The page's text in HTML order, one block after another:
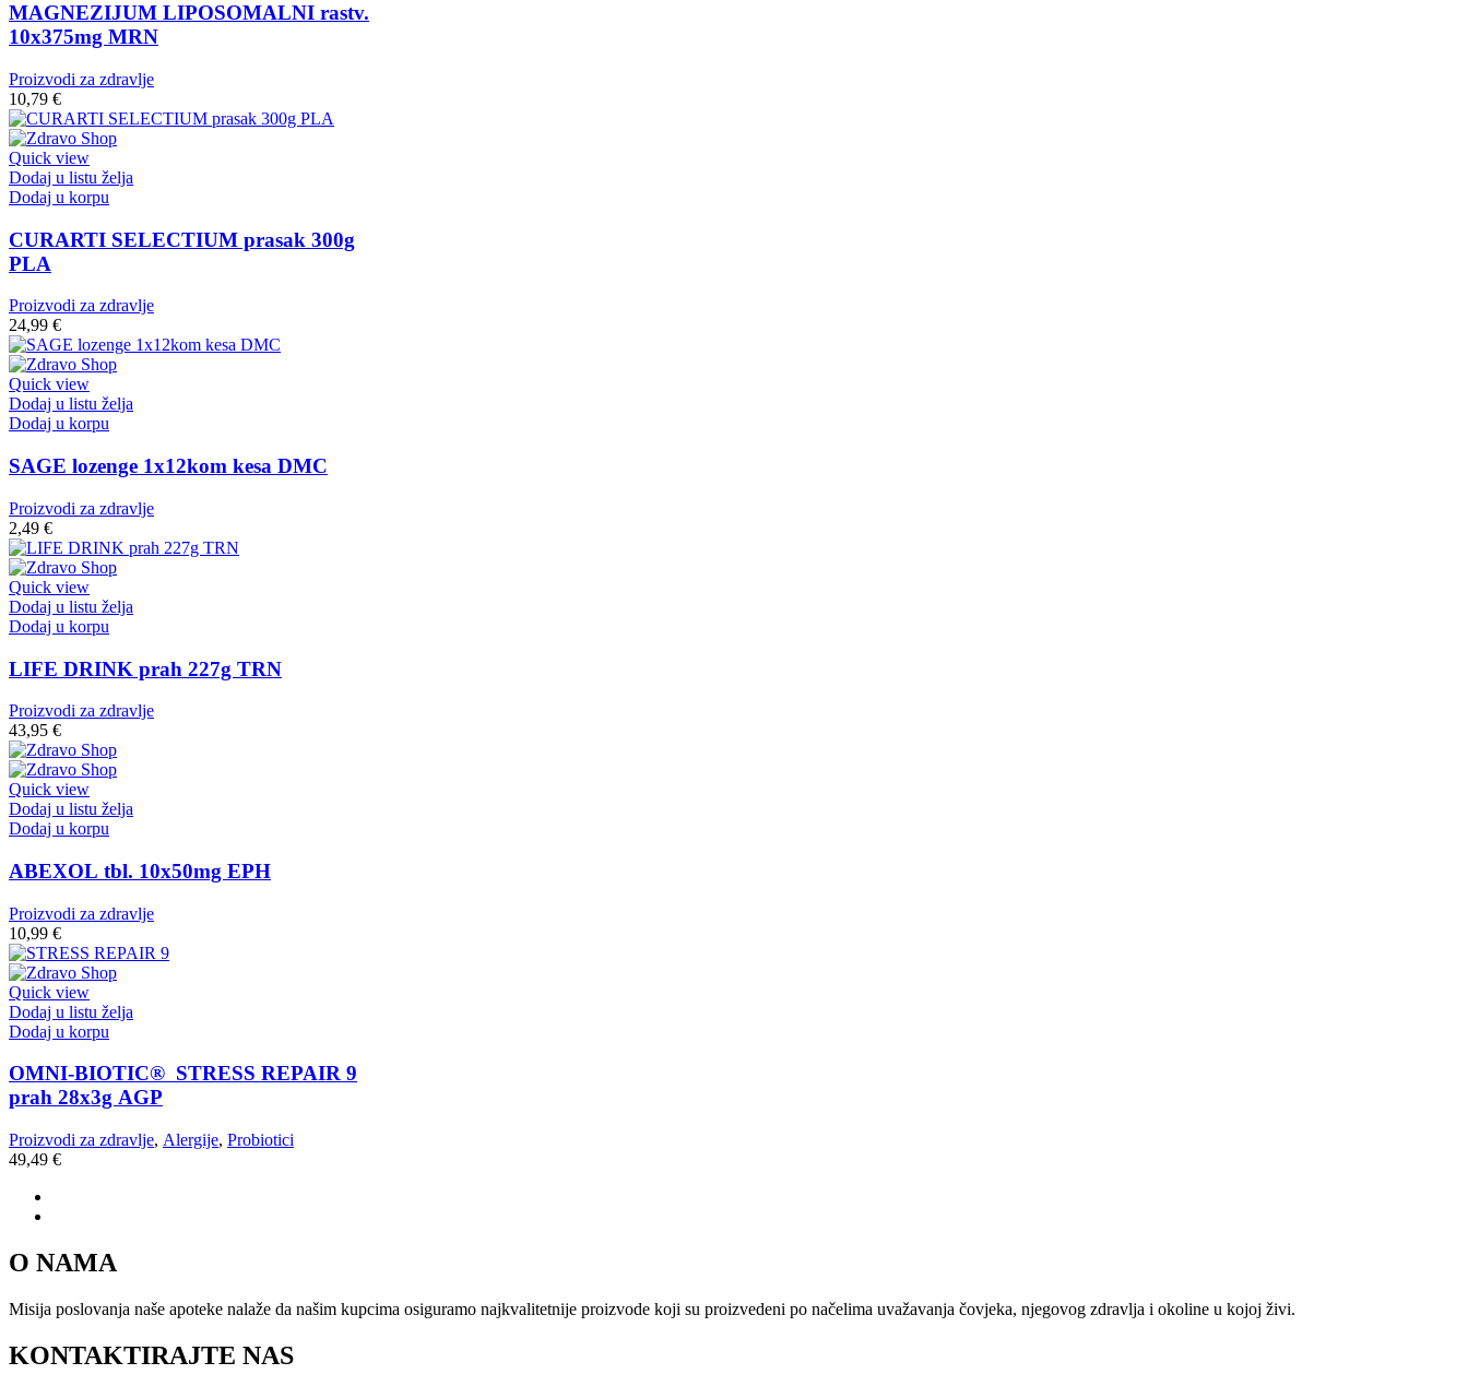
MAGNEZIJUM LIPOSOMALNI rastv.
10x375mg MRN
Proizvodi za zdravlje
10,79 €
Quick view
Dodaj u listu želja
Dodaj u korpu
CURARTI SELECTIUM prasak 300g
PLA
Proizvodi za zdravlje
24,99 €
Quick view
Dodaj u listu želja
Dodaj u korpu
SAGE lozenge 1x12kom kesa DMC
Proizvodi za zdravlje
2,49 €
Quick view
Dodaj u listu želja
Dodaj u korpu
LIFE DRINK prah 227g TRN
Proizvodi za zdravlje
43,95 €
Quick view
Dodaj u listu želja
Dodaj u korpu
ABEXOL tbl. 10x50mg EPH
Proizvodi za zdravlje
10,99 €
Quick view
Dodaj u listu želja
Dodaj u korpu
OMNI-BIOTIC® STRESS REPAIR 9
prah 28x3g AGP
Proizvodi za zdravlje, Alergije, Probiotici
49,49 €
O NAMA
Misija poslovanja naše apoteke nalaže da našim kupcima osiguramo najkvalitetnije proizvode koji su proizvedeni po načelima uvažavanja čovjeka, njegovog zdravlja i okoline u kojoj živi.
KONTAKTIRAJTE NAS